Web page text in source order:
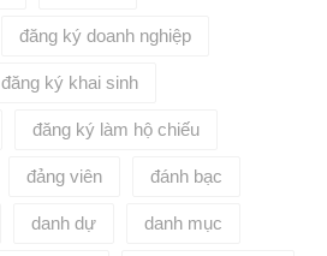
đăng ký doanh nghiệp
đăng ký khai sinh
đăng ký làm hộ chiếu
đảng viên đánh bạc
danh dự danh mục